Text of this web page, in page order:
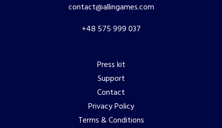
contact@allingames.com
+48 575 999 037
Press kit
Support
Contact
Privacy Policy
Terms & Conditions